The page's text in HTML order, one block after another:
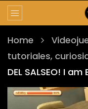
Home
tutoriales,
DEL SALSEO! I am